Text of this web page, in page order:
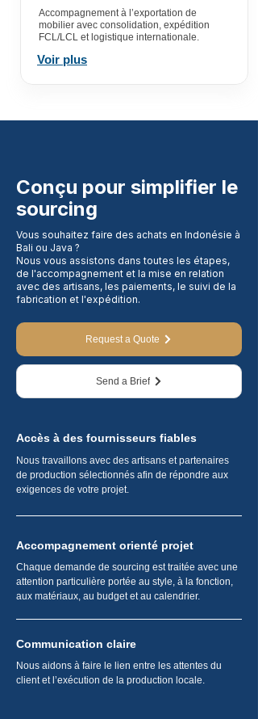
Accompagnement à l’exportation de
mobilier avec consolidation, expédition
FCL/LCL et logistique internationale.
Voir plus
Conçu pour simplifier le
sourcing
Vous souhaitez faire des achats en Indonésie à
Bali ou Java ?
Nous vous assistons dans toutes les étapes,
de l'accompagnement et la mise en relation
avec des artisans, les paiements, le suivi de la
fabrication et l'expédition.
Request a Quote
Send a Brief
Accès à des fournisseurs fiables
Nous travaillons avec des artisans et partenaires
de production sélectionnés afin de répondre aux
exigences de votre projet.
Accompagnement orienté projet
Chaque demande de sourcing est traitée avec une
attention particulière portée au style, à la fonction,
aux matériaux, au budget et au calendrier.
Communication claire
Nous aidons à faire le lien entre les attentes du
client et l’exécution de la production locale.